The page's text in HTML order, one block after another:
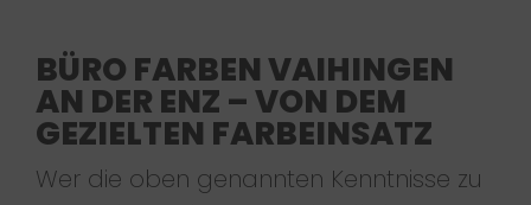
BÜRO FARBEN VAIHINGEN
AN DER ENZ – VON DEM
GEZIELTEN FARBEINSATZ
Wer die oben genannten Kenntnisse zu